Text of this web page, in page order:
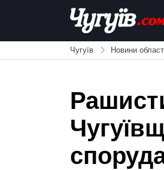
Chuguiv
Чугуїв Новини